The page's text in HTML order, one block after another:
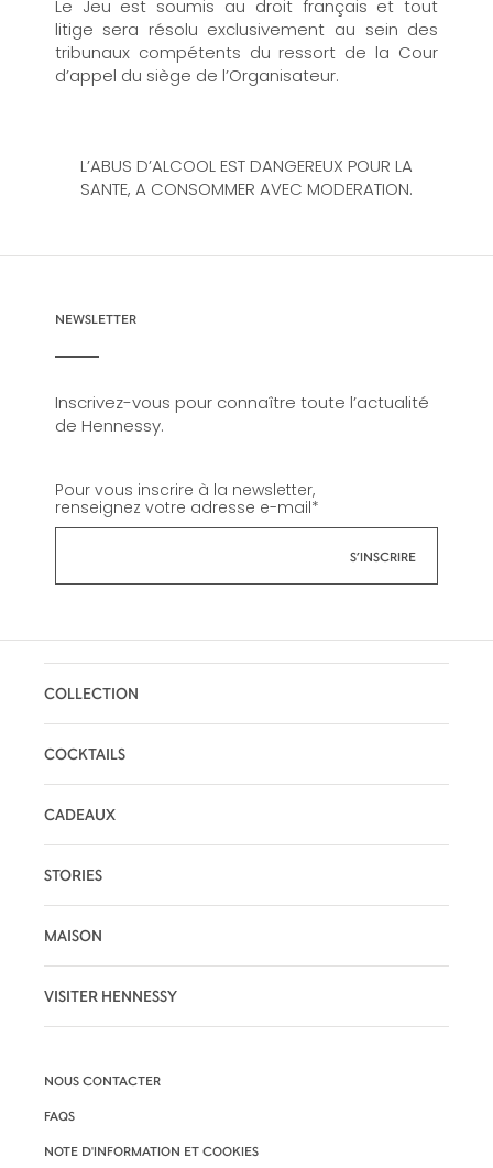
Le Jeu est soumis au droit français et tout
litige sera résolu exclusivement au sein des
tribunaux compétents du ressort de la Cour
d’appel du siège de l’Organisateur.
L’ABUS D’ALCOOL EST DANGEREUX POUR LA
SANTE, A CONSOMMER AVEC MODERATION.
NEWSLETTER
Inscrivez-vous pour connaître toute l’actualité
de Hennessy.
Pour vous inscrire à la newsletter,
renseignez votre adresse e-mail*
COLLECTION
COCKTAILS
CADEAUX
STORIES
MAISON
VISITER HENNESSY
NOUS CONTACTER
FAQS
NOTE D'INFORMATION ET COOKIES